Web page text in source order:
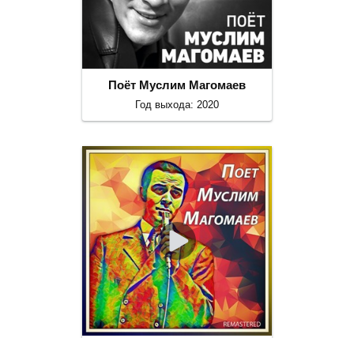
Поёт Муслим Магомаев
Год выхода: 2020